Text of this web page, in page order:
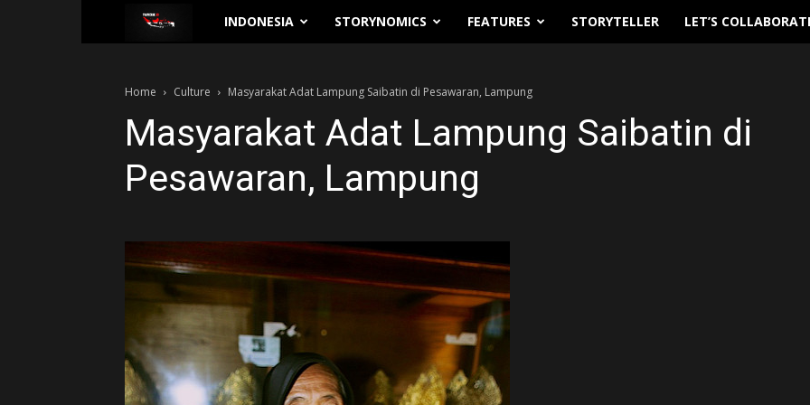
Traverse.id
INDONESIA STORYNOMICS FEATURES STORYTELLER LET’S
Home Culture Masyarakat Adat Lampung Saibatin di Pesawaran, Lampung
Masyarakat Adat Lampung Saibatin di
Pesawaran, Lampung